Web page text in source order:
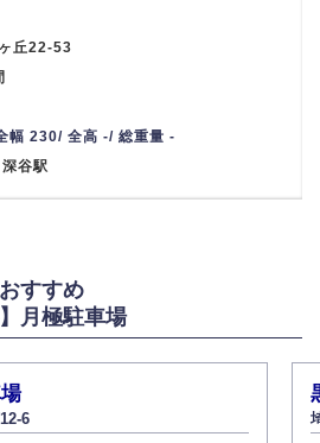
丘22-53
幅 230/ 全高 -/ 総重量 -
深谷駅
すすめ
月極駐車場
6